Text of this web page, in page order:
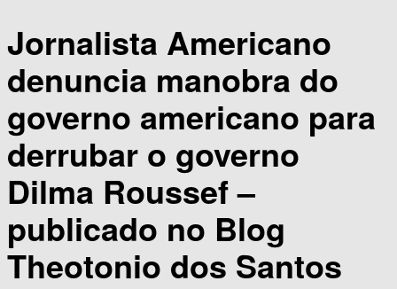
Jornalista Americano
denuncia manobra do
governo americano para
derrubar o governo
Dilma Roussef –
publicado no Blog
Theotonio dos Santos